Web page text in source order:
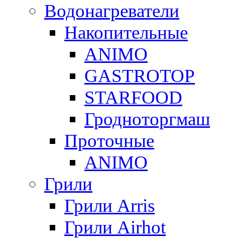
Водонагреватели
Накопительные
ANIMO
GASTROTOP
STARFOOD
Гродноторгмаш
Проточные
ANIMO
Грили
Грили Arris
Грили Airhot